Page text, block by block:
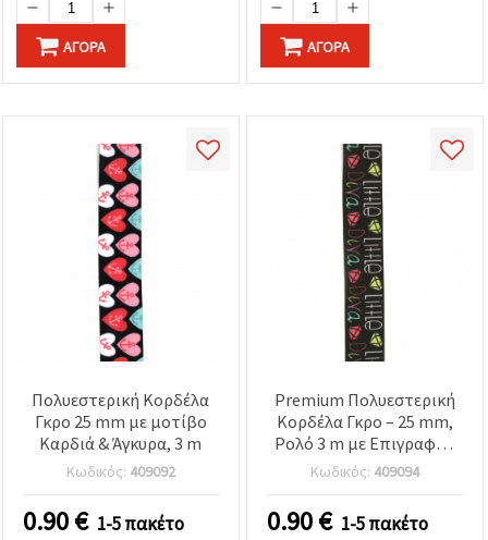
ΑΓΟΡΆ ΑΓΟΡΆ
Πολυεστερική Κορδέλα
Γκρο 25 mm με μοτίβο
Καρδιά & Άγκυρα, 3 m
Κωδικός: 409092
0.90€ 1-5 πακέτο
Premium Πολυεστερική
Κορδέλα Γκρο – 25 mm,
Ρολό 3 m με Επιγραφή |
Κομψή Διακόσμηση για
Περιτύλιγμα &
Χειροτεχνίες
Κωδικός: 409094
0.90€ 1-5 πακέτο